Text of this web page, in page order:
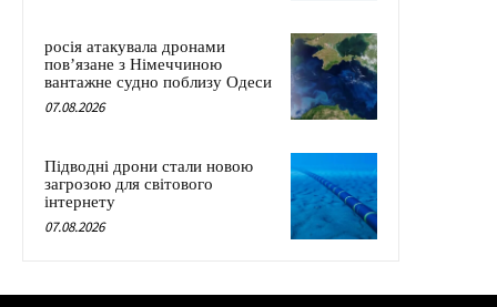
росія атакувала дронами
пов’язане з Німеччиною
вантажне судно поблизу Одеси
07.08.2026
Підводні дрони стали новою
загрозою для світового
інтернету
07.08.2026